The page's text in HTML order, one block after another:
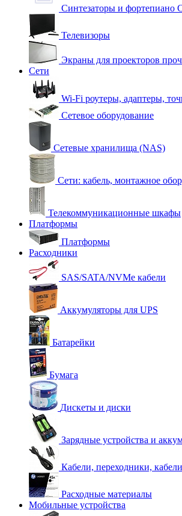
Синтезаторы и фортепиано
Телевизоры
Экраны для проекторов
Сети
Wi-Fi роутеры, адаптеры,
Сетевое оборудование
Сетевые хранилища (NAS)
Сети: кабель, монтажное
Телекоммуникационные шкафы
Платформы
Платформы
Расходники
SAS/SATA/NVMe кабели
Аккумуляторы для UPS
Батарейки
Бумага
Дискеты и диски
Зарядные устройства и
Кабели, переходники,
Расходные материалы
Мобильные устройства